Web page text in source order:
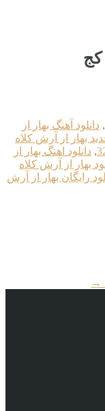
کج
, دانلود آهنگ بهار از
بهار از آرش کلاه
, دانلود اهنگ بهار از
بهار از آرش کلاه
رایگان بهار از آرش
→